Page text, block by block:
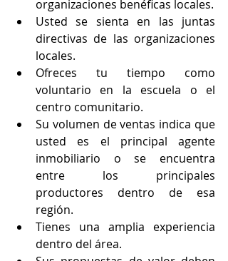
organizaciones benéficas locales.
Usted se sienta en las juntas
directivas de las organizaciones
locales.
Ofreces tu tiempo como
voluntario en la escuela o el
centro comunitario.
Su volumen de ventas indica que
usted es el principal agente
inmobiliario o se encuentra
entre los principales
productores dentro de esa
región.
Tienes una amplia experiencia
dentro del área.